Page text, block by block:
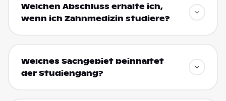
Welchen Abschluss erhalte ich,
wenn ich Zahnmedizin studiere?
Welches Sachgebiet beinhaltet
der Studiengang?